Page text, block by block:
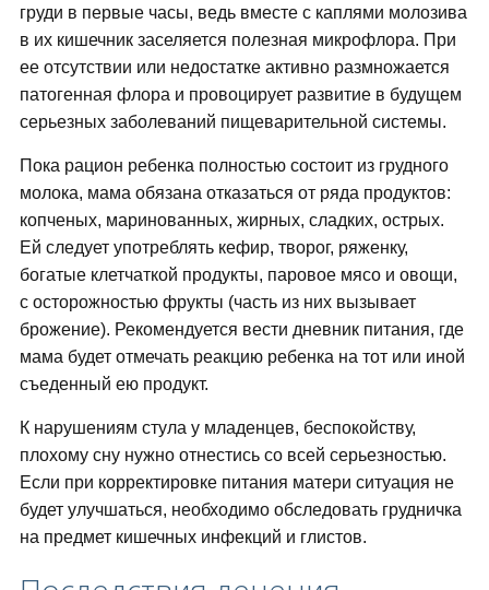
груди в первые часы, ведь вместе с каплями молозива
в их кишечник заселяется полезная микрофлора. При
ее отсутствии или недостатке активно размножается
патогенная флора и провоцирует развитие в будущем
серьезных заболеваний пищеварительной системы.
Пока рацион ребенка полностью состоит из грудного
молока, мама обязана отказаться от ряда продуктов:
копченых, маринованных, жирных, сладких, острых.
Ей следует употреблять кефир, творог, ряженку,
богатые клетчаткой продукты, паровое мясо и овощи,
с осторожностью фрукты (часть из них вызывает
брожение). Рекомендуется вести дневник питания, где
мама будет отмечать реакцию ребенка на тот или иной
съеденный ею продукт.
К нарушениям стула у младенцев, беспокойству,
плохому сну нужно отнестись со всей серьезностью.
Если при корректировке питания матери ситуация не
будет улучшаться, необходимо обследовать грудничка
на предмет кишечных инфекций и глистов.